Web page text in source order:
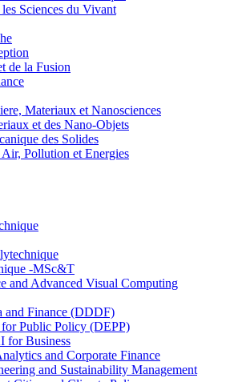
Sciences du Vivant
de la Fusion
Materiaux et Nanosciences
et des Nano-Objets
des Solides
Pollution et Energies
-MSc&T
Advanced Visual Computing
and Finance (DDDF)
Public Policy (DEPP)
for Business
and Corporate Finance
and Sustainability Management